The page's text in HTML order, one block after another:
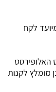
לקח
האלופירסט
מומלץ לקנות